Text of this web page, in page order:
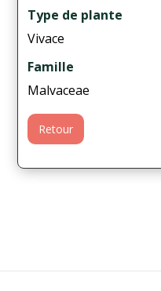
Type de plante
Vivace
Famille
Malvaceae
Retour